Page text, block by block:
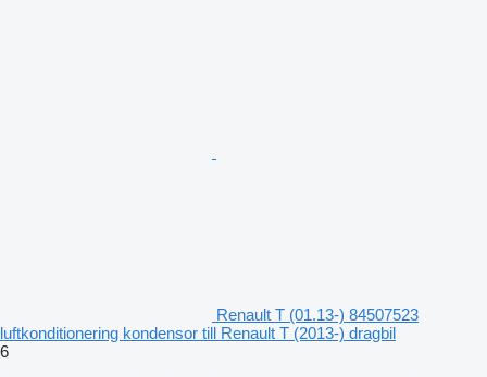
Renault T (01.13-) 84507523
luftkonditionering kondensor till Renault T (2013-) dragbil
6